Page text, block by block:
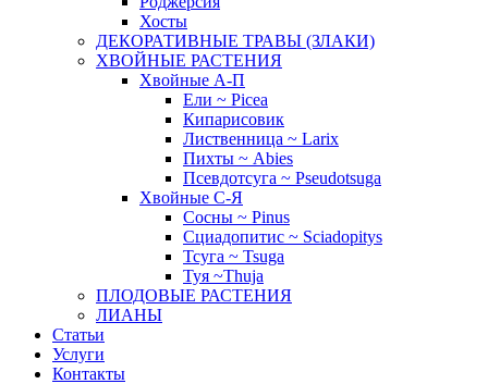
Хосты
ДЕКОРАТИВНЫЕ ТРАВЫ (ЗЛАКИ)
ХВОЙНЫЕ РАСТЕНИЯ
Хвойные А-П
Ели ~ Picea
Кипарисовик
Лиственница ~ Larix
Пихты ~ Abies
Псевдотсуга ~ Pseudotsuga
Хвойные С-Я
Сосны ~ Pinus
Сциадопитис ~ Sciadopitys
Тсуга ~ Tsuga
Туя ~Thuja
ПЛОДОВЫЕ РАСТЕНИЯ
ЛИАНЫ
Статьи
Услуги
Контакты